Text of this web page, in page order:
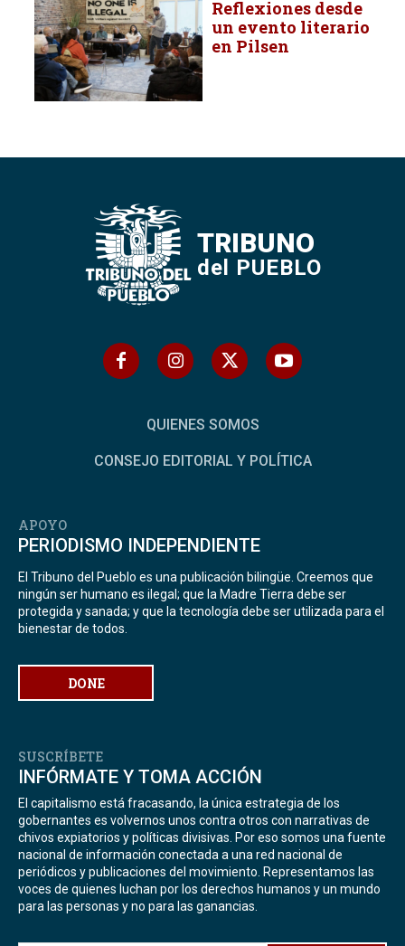
Reflexiones desde
un evento literario
en Pilsen
TRIBUNO
del PUEBLO
QUIENES SOMOS
CONSEJO EDITORIAL Y POLÍTICA
APOYO
PERIODISMO INDEPENDIENTE
El Tribuno del Pueblo es una publicación bilingüe. Creemos que
ningún ser humano es ilegal; que la Madre Tierra debe ser
protegida y sanada; y que la tecnología debe ser utilizada para el
bienestar de todos.
DONE
SUSCRÍBETE
INFÓRMATE Y TOMA ACCIÓN
El capitalismo está fracasando, la única estrategia de los
gobernantes es volvernos unos contra otros con narrativas de
chivos expiatorios y políticas divisivas. Por eso somos una fuente
nacional de información conectada a una red nacional de
periódicos y publicaciones del movimiento. Representamos las
voces de quienes luchan por los derechos humanos y un mundo
para las personas y no para las ganancias.